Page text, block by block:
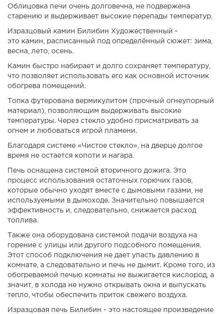
Облицовка печи очень долговечна, не подвержена
старению и выдерживает высокие перепады температур.
Изразцовый камин Билибин Художественный -
это камин, расписанный под определённый сюжет: зима,
весна, лето, осень.
Камин быстро набирает и долго сохраняет температуру,
что позволяет использовать его как основной источник
обогрева помещений.
Топка футерована вермикулитом (прочный огнеупорный
материал), позволяющим выдерживать высокие
температуры. Через стекло удобно присматривать за
огнем и любоваться игрой пламени.
Благодаря системе «Чистое стекло», на дверце долгое
время не остается копоти и нагара.
Печь оснащена системой вторичного дожига. Это
процесс использования остаточных горючих газов,
которые обычно уходят вместе с дымовыми газами, не
используемыми в дымоходе. Значительно повышается
эффективность и, следовательно, снижается расход
топлива.
Также она оборудована системой подачи воздуха на
горение с улицы или другого подсобного помещения.
Этот способ подключения не дает упасть давлению в
комнате, а следовательно и печь не дымит. Кроме того, из
обогреваемой печью комнаты не выжигается кислород, а
значит, в холода не нужно открывать окна и выпускать
тепло, чтобы обеспечить приток свежего воздуха.
Изразцовая печь Билибин - это настоящее произведение